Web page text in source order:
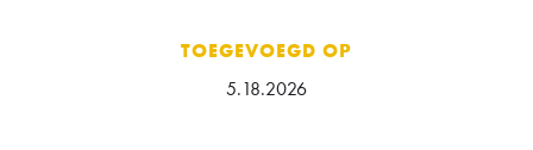
TOEGEVOEGD OP
5.18.2026